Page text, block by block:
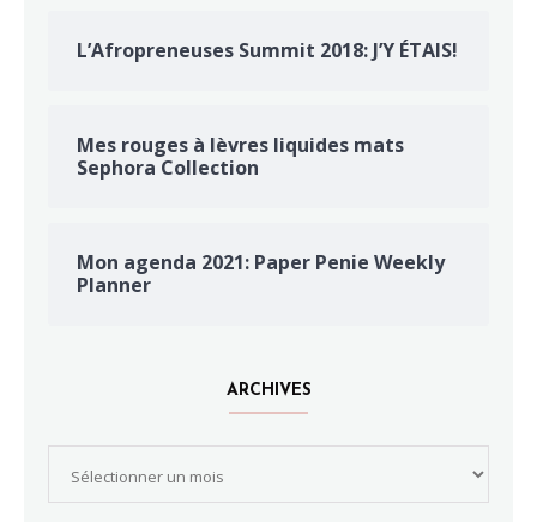
L’Afropreneuses Summit 2018: J’Y ÉTAIS!
Mes rouges à lèvres liquides mats
Sephora Collection
Mon agenda 2021: Paper Penie Weekly
Planner
ARCHIVES